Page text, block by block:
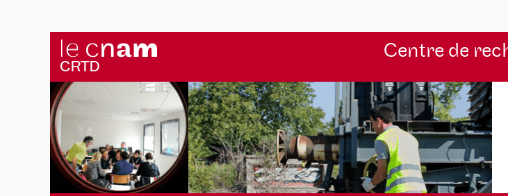
Centre de